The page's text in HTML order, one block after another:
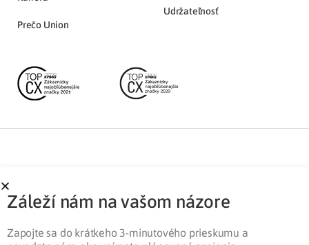
Prečo Union
Udržateľnosť
Partnerská zóna Ochrana osobných údajov
Záleží nám na vašom názore
Zapojte sa do krátkeho 3-minutového prieskumu a